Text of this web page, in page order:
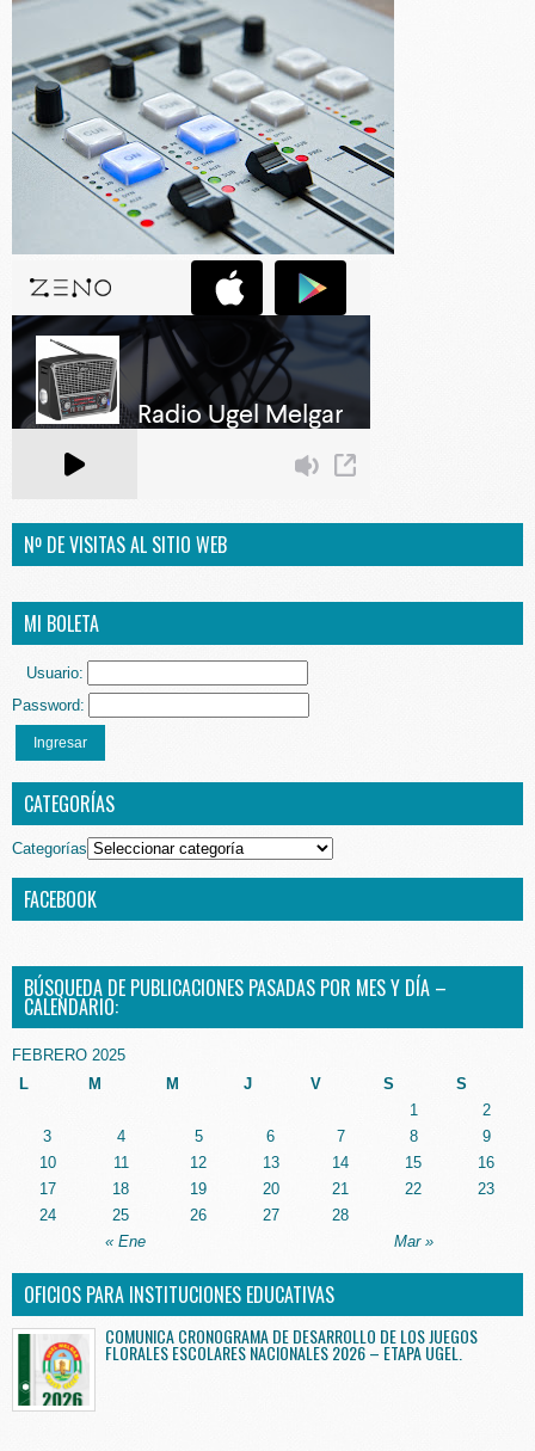
Nº DE VISITAS AL SITIO WEB
MI BOLETA
Usuario:
Password:
Ingresar
CATEGORÍAS
Categorías
FACEBOOK
BÚSQUEDA DE PUBLICACIONES PASADAS POR MES Y DÍA –
CALENDARIO:
FEBRERO 2025
L
M M J V S S
« Ene Mar »
1
2
3
4 5 6 7 8
9
10
11 12 13 14 15
16
17
18 19 20 21 22
23
24
25 26 27 28
OFICIOS PARA INSTITUCIONES EDUCATIVAS
COMUNICA CRONOGRAMA DE DESARROLLO DE LOS JUEGOS
FLORALES ESCOLARES NACIONALES 2026 – ETAPA UGEL.